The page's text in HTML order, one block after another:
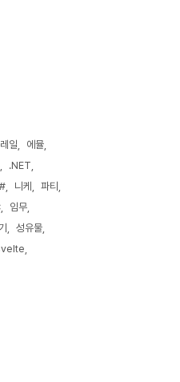
일
에뮬
.NET
니케
파티
임무
성유물